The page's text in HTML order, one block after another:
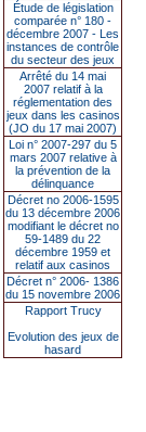
Étude de législation
comparée n° 180 -
décembre 2007 - Les
instances de contrôle
du secteur des jeux
Arrêté du 14 mai
2007 relatif à la
réglementation des
jeux dans les casinos
(JO du 17 mai 2007)
Loi n° 2007-297 du 5
mars 2007 relative à
la prévention de la
délinquance
Décret no 2006-1595
du 13 décembre 2006
modifiant le décret no
59-1489 du 22
décembre 1959 et
relatif aux casinos
Décret n° 2006- 1386
du 15 novembre 2006
Rapport Trucy
Evolution des jeux de
hasard